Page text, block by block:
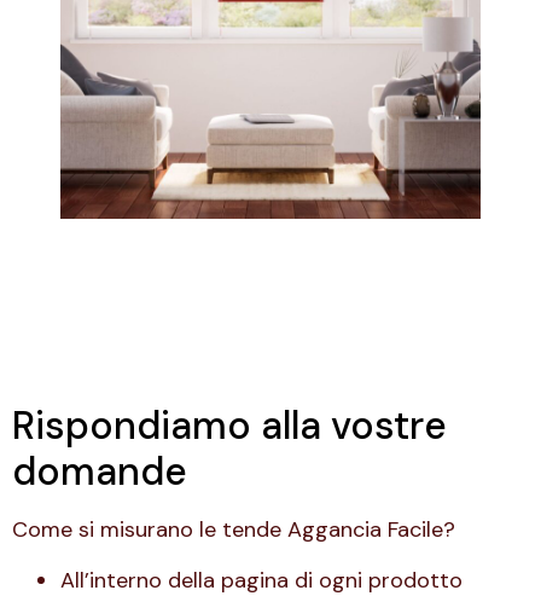
Rispondiamo alla vostre
domande
Come si misurano le tende Aggancia Facile?
All’interno della pagina di ogni prodotto